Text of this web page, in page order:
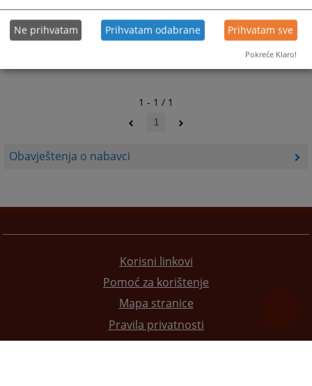
Obavještenja o nabavci
for
changing
for
changing
1 - 1 / 1
1
Korisni linkovi
Pomoć za korištenje
Mapa stranice
Pravila privatnosti
Ne prihvatam Prihvatam odabrane Prihvatam sve
Pokreće Klaro!